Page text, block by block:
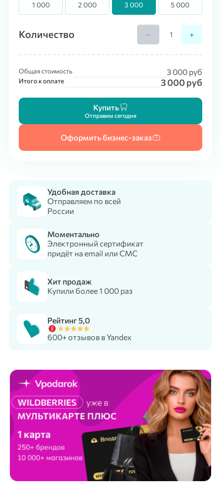
1 000 2 000 3 000 5 000
Количество − +
Общая стоимость 3 000 руб
Итого к оплате 3 000 руб
Купить
Отправим сегодня
Оформить бизнес-заказ
Удобная доставка
Отправляем по всей
России
Моментально
Электронный сертификат
придёт на email или СМС
Хит продаж
Купили более 1 000 раз
Рейтинг 5,0
600+ отзывов в Yandex